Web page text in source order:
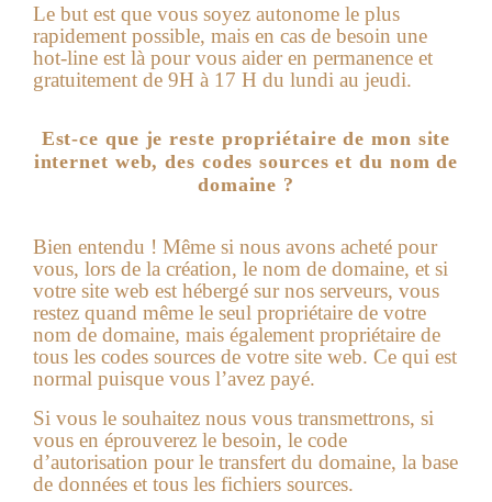
Le but est que vous soyez autonome le plus
rapidement possible, mais en cas de besoin une
hot-line est là pour vous aider en permanence et
gratuitement de 9H à 17 H du lundi au jeudi.
Est-ce que je reste propriétaire de mon site
internet web, des codes sources et du nom de
domaine ?
Bien entendu ! Même si nous avons acheté pour
vous, lors de la création, le nom de domaine, et si
votre site web est hébergé sur nos serveurs, vous
restez quand même le seul propriétaire de votre
nom de domaine, mais également propriétaire de
tous les codes sources de votre site web. Ce qui est
normal puisque vous l’avez payé.
Si vous le souhaitez nous vous transmettrons, si
vous en éprouverez le besoin, le code
d’autorisation pour le transfert du domaine, la base
de données et tous les fichiers sources.